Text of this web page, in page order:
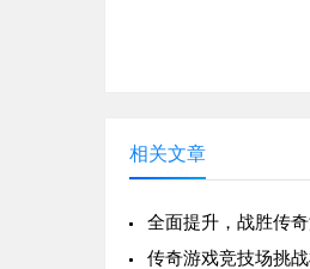
相关文章
全面提升，战胜传
传奇游戏竞技场挑